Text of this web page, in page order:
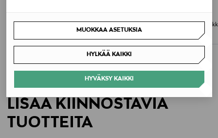
MUOKKAA ASETUKSIA
HYLKÄÄ KAIKKI
HYVÄKSY KAIKKI
Kiina
Valmistajan tuotenumero
Le Pliage Original Top Handle -
LISÄÄ KIINNOSTAVIA
TUOTTEITA